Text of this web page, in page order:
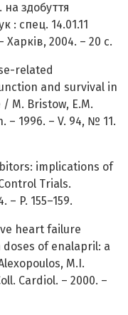
здобуття
: спец. 14.01.11
2004. – 20 с.
related
and survival in
M. Bristow, E.M.
– 1996. – V. 94, № 11.
implications of
Trials.
– P. 155–159.
heart failure
of enalapril: a
M.I.
Cardiol. – 2000. –